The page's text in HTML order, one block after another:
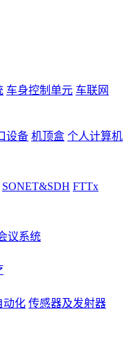
车身控制单元 车联网
设备 机顶盒 个人计算机
SONET&SDH FTTx
议系统
动化 传感器及发射器